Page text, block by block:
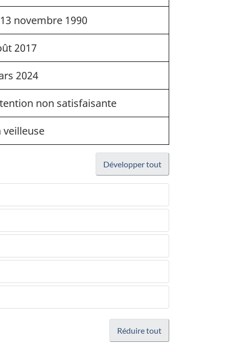
novembre 1990
2017
2024
non satisfaisante
veilleuse
Développer tout
Réduire tout